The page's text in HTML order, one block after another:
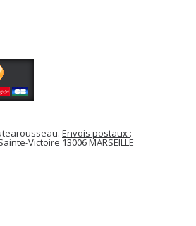
Envois postaux :
Victoire 13006 MARSEILLE